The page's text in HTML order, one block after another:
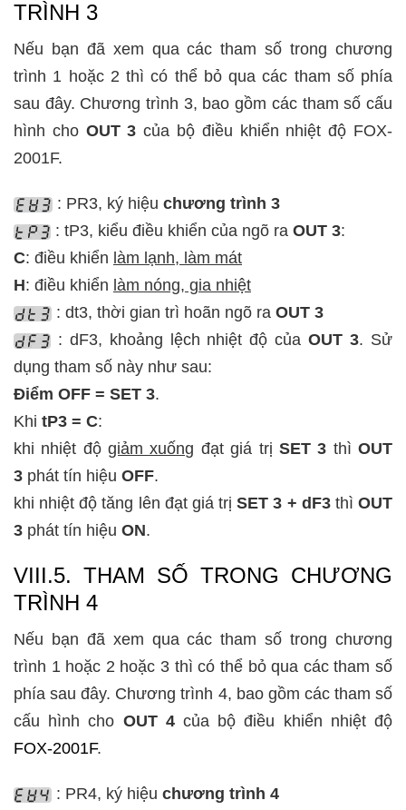
TRÌNH 3
Nếu bạn đã xem qua các tham số trong chương
trình 1 hoặc 2 thì có thể bỏ qua các tham số phía
sau đây. Chương trình 3, bao gồm các tham số cấu
hình cho OUT 3 của bộ điều khiển nhiệt độ FOX-
2001F.
: PR3, ký hiệu chương trình 3
: tP3, kiểu điều khiển của ngõ ra OUT 3:
C: điều khiển làm lạnh, làm mát
H: điều khiển làm nóng, gia nhiệt
: dt3, thời gian trì hoãn ngõ ra OUT 3
: dF3, khoảng lệch nhiệt độ củaOUT 3. Sử
dụng tham số này như sau:
Điểm OFF = SET 3.
Khi tP3 = C:
khi nhiệt độgiảm xuống đạt giá trị SET 3 thìOUT
3 phát tín hiệu OFF.
khi nhiệt độ tăng lên đạt giá trịSET 3 + dF3thìOUT
3 phát tín hiệu ON.
VIII.5. THAM SỐ TRONG CHƯƠNG
TRÌNH 4
Nếu bạn đã xem qua các tham số trong chương
trình 1 hoặc 2 hoặc 3 thì có thể bỏ qua các tham số
phía sau đây. Chương trình 4, bao gồm các tham số
cấu hình cho OUT 4của bộ điều khiển nhiệt độ
FOX-2001F.
: PR4, ký hiệu chương trình 4